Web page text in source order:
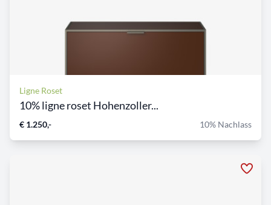
Ligne Roset
10% ligne roset Hohenzoller...
€ 1.250,- 10% Nachlass